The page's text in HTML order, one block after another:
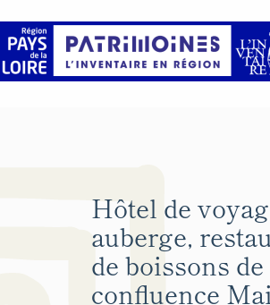
Hôtel de
auberge,
de boissons
confluence